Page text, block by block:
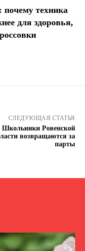
почему техника
для здоровья,
СЛЕДУЮЩАЯ СТАТЬЯ
Школьники Ровенской
возвращаются за
парты